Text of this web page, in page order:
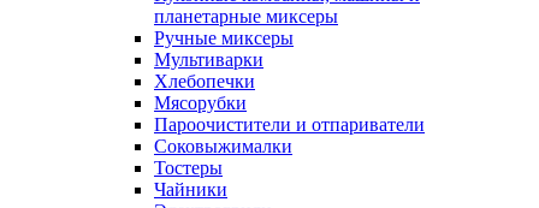
планетарные миксеры
Ручные миксеры
Мультиварки
Хлебопечки
Мясорубки
Пароочистители и отпариватели
Соковыжималки
Тостеры
Чайники